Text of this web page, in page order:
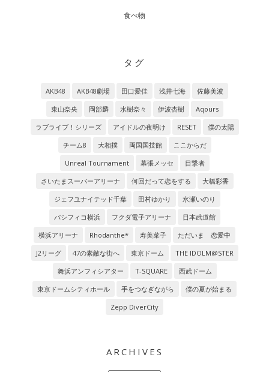
食べ物
タグ
AKB48 AKB48劇場 田口愛佳 浅井七海
佐藤美波
東山奈央
岡部麟 水樹奈々 伊波杏樹
Aqours
ラブライブ！シリーズ
アイドルの夜明け RESET
僕の太陽
チーム8
大相撲 両国国技館
ここからだ
Unreal Tournament
幕張メッセ
目撃者
さいたまスーパーアリーナ
何回だって恋をする
大橋彩香
ジェフユナイテッド千葉
田村ゆかり
水瀬いのり
パシフィコ横浜
フクダ電子アリーナ
日本武道館
横浜アリーナ
Rhodanthe* 寿美菜子
ただいま 恋愛中
J2リーグ
47の素敵な街へ 東京ドーム
THE IDOLM@STER
舞浜アンフィシアター
T-SQUARE
西武ドーム
東京ドームシティホール
手をつなぎながら
僕の夏が始まる
Zepp DiverCity
ARCHIVES